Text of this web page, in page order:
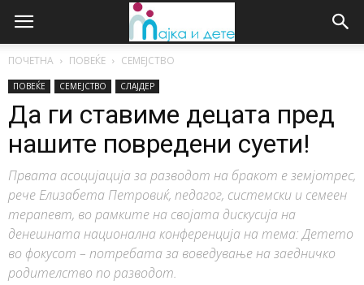
ПОЧЕТНА ПОВЕЌЕ СЕМЕЈСТВО
ПОВЕЌЕ СЕМЕЈСТВО СЛАЈДЕР
Да ги ставиме децата пред
нашите повредени суети!
Првата асоцијација за разводот на бракот е земјотрес,
рече Елизабета Петровиќ, педагог, системски и семеен
терапевт, во рамките на својата дискусија на
денешната национална конференција на тема: Детето
во фокусот – потребата за воведување на заедничко
родителство по разводот.